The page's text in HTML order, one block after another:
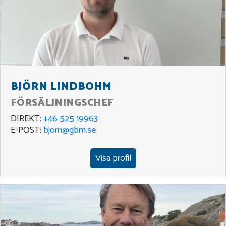
BJÖRN LINDBOHM
FÖRSÄLJNINGSCHEF
DIREKT:+46 525 19963
E-POST: bjorn@gbm.se
Visa profil